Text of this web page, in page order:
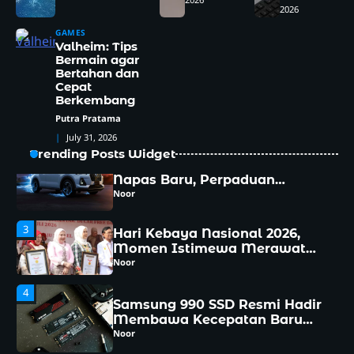
2026
GAMES
Valheim: Tips
Bermain agar
Bertahan dan
Cepat
Berkembang
Putra Pratama
July 31, 2026
Trending Posts Widget
Berbakat yang Menghibur
Dunia
Aniket
Suci yang Menghidupkan
Kedamaian Hati
Noor
Rocky Hybrid Hadir Membawa
Napas Baru, Perpaduan
Efisiensi dan Kenyamanan
yang Sulit Diabaikan
Noor
3
Hari Kebaya Nasional 2026,
Momen Istimewa Merawat
Pesona Busana Warisan
Noor
4
Samsung 990 SSD Resmi Hadir
Membawa Kecepatan Baru
yang Siap Mengubah
Pengalaman Komputasi
Noor